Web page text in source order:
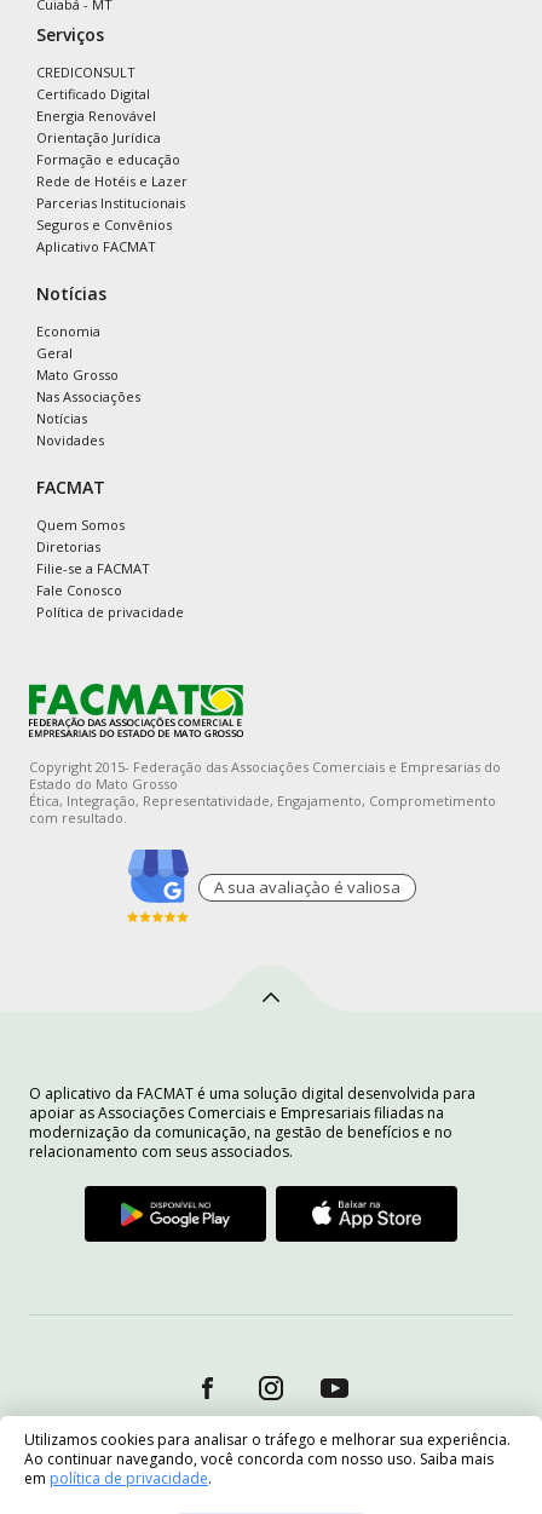
Utilizamos cookies para analisar o tráfego e melhorar sua experiência.
Ao continuar navegando, você concorda com nosso uso. Saiba mais
em política de privacidade.
Cuiabá - MT
Serviços
CREDICONSULT
Certificado Digital
Energia Renovável
Orientação Jurídica
Formação e educação
Rede de Hotéis e Lazer
Parcerias Institucionais
Seguros e Convênios
Aplicativo FACMAT
Notícias
Economia
Geral
Mato Grosso
Nas Associações
Notícias
Novidades
FACMAT
Quem Somos
Diretorias
Filie-se a FACMAT
Fale Conosco
Política de privacidade
Copyright 2015- Federação das Associações Comerciais e Empresarias do
Estado do Mato Grosso
Ética, Integração, Representatividade, Engajamento, Comprometimento
com resultado.
A sua avaliaçào é valiosa
O aplicativo da FACMAT é uma solução digital desenvolvida para
apoiar as Associações Comerciais e Empresariais filiadas na
modernização da comunicação, na gestão de benefícios e no
relacionamento com seus associados.